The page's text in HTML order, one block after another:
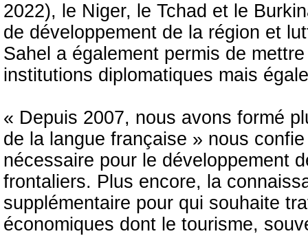
2022), le Niger, le Tchad et le
de développement de la région et
Sahel a également permis de
institutions diplomatiques mais
« Depuis 2007, nous avons formé
de la langue française » nous
nécessaire pour le développement
frontaliers. Plus encore, la
supplémentaire pour qui souhaite
économiques dont le tourisme,